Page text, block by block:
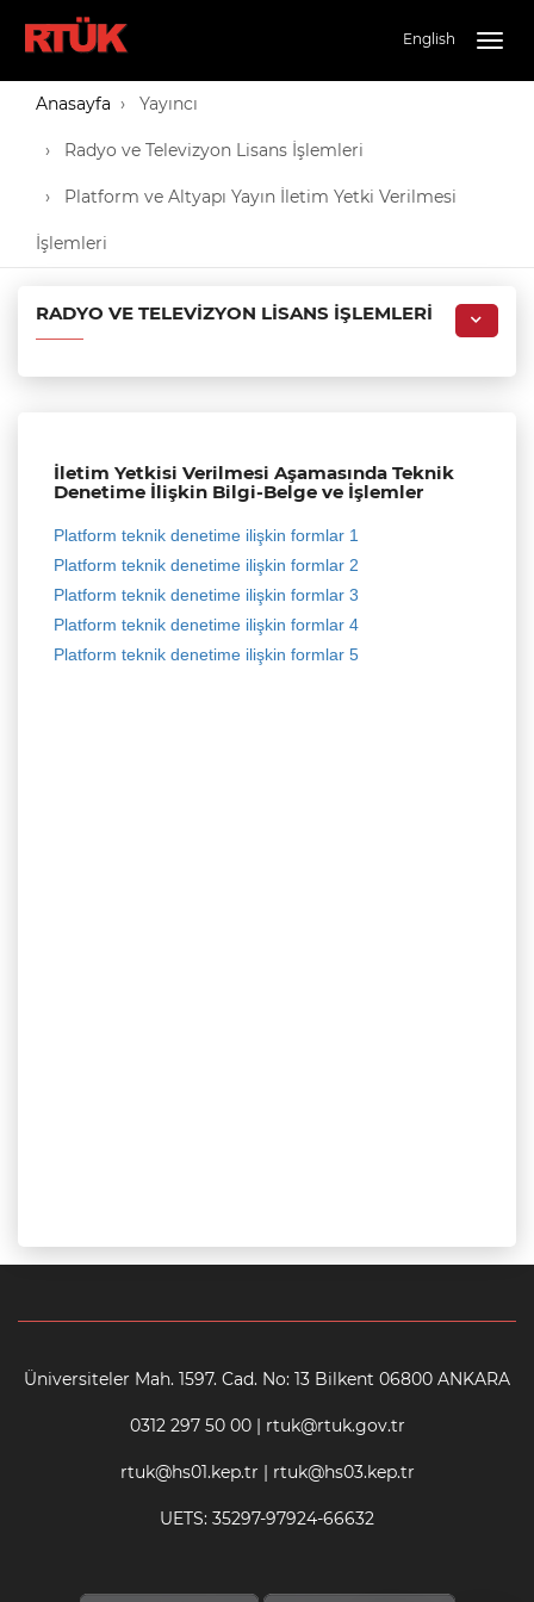
English
Anasayfa Yayıncı
Radyo ve Televizyon Lisans İşlemleri
Platform ve Altyapı Yayın İletim Yetki Verilmesi
İşlemleri
RADYO VE TELEVIZYON LISANS İŞLEMLERI
İletim Yetkisi Verilmesi Aşamasında Teknik
Denetime İlişkin Bilgi-Belge ve İşlemler
Platform teknik denetime ilişkin formlar 1
Platform teknik denetime ilişkin formlar 2
Platform teknik denetime ilişkin formlar 3
Platform teknik denetime ilişkin formlar 4
Platform teknik denetime ilişkin formlar 5
Üniversiteler Mah. 1597. Cad. No: 13 Bilkent 06800 ANKARA
0312 297 50 00 | rtuk@rtuk.gov.tr
rtuk@hs01.kep.tr | rtuk@hs03.kep.tr
UETS: 35297-97924-66632